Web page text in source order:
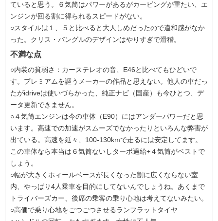
ていると思う。６気筒はパワーがあるがカービングが重たい、エ
ンジンが回る割に得られるスピードがない。
○スタイルは１、５と比べると大人しめだったので違和感がなか
った。クリス・バングルのデザインはやりすぎで滑稽。
不満な点
○内装の貧弱さ：カーステレオの音、E46と比べてもひどいで
す。プレミアムを謳うメーカーの作品と思えない。他人の車だっ
たがidriveは使いづらかった、純正ナビ（国産）も今ひとつ、デ
ータ更新できません。
○４気筒エンジンは今の車体（E90）にはアンダーパワーだと思
います。高速での加速がスムーズでなかったりといろんな弊害が
出ている。高速を延々、100-130kmで走るには安定してます。
この車体なら本当は６気筒ないしターボ過給+４気筒がベストで
しょう。
○幅が大きくホィールベースが長くなった割に広くならない室
内、やっぱり4人乗車を目的にしてないんでしょうね。あくまで
トライバーズカー、後席の乗客の乗り心地は考えてないみたい。
○高価で乗り心地をごつごつさせるランフラットタイヤ